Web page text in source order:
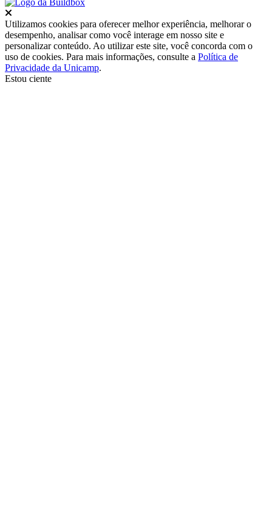
Utilizamos cookies para oferecer melhor experiência, melhorar o
desempenho, analisar como você interage em nosso site e
personalizar conteúdo. Ao utilizar este site, você concorda com o
uso de cookies. Para mais informações, consulte a Política de
Privacidade da Unicamp.
Estou ciente